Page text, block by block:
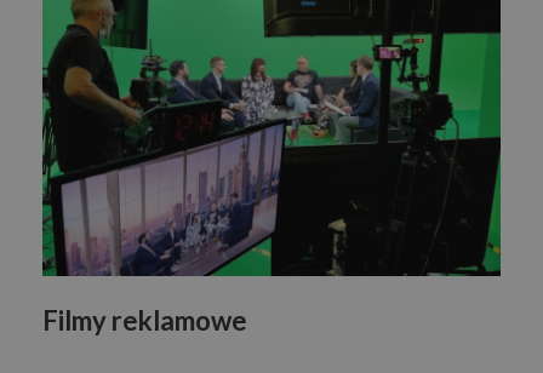
Filmy reklamowe